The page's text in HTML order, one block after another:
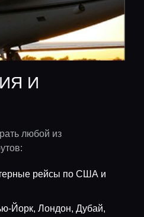
И
любой из
рейсы по США и
Йорк, Лондон, Дубай,